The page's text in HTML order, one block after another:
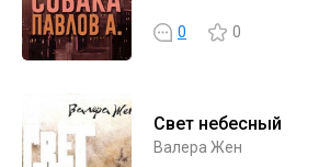
0 0
Свет небесный
Валера Жен